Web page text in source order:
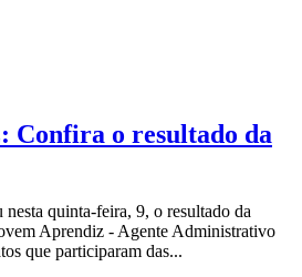
Confira o resultado da
quinta-feira, 9, o resultado da
Aprendiz - Agente Administrativo
que participaram das...